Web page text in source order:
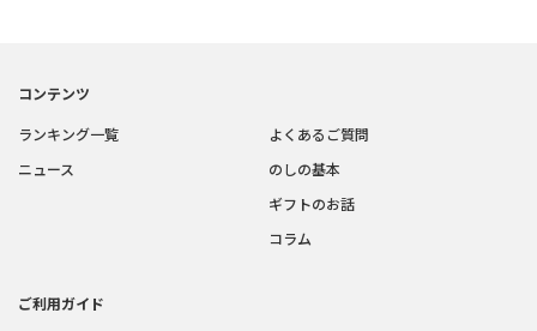
コンテンツ
ランキング一覧
ニュース
よくあるご質問
のしの基本
ギフトのお話
コラム
ご利用ガイド